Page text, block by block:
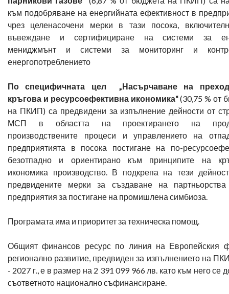
към подобряване на енергийната ефективност в
чрез целенасочени мерки в тази посока,
въвеждане и сертифициране на системи за
мениджмънт и системи за мониторинг и
енергопотреблението
По специфичната цел „Насърчаване на
кръгова и ресурсоефективна икономика“(30,75 % от
на ПКИП) са предвидени за изпълнение дейности от
МСП в областта на проектирането на
производствените процеси и управлението на
предприятията в посока постигане на по-
безотпадно и ориентирано към принципите на
икономика производство. В подкрепа на тези
предвидените мерки за създаване на
предприятия за постигане на промишлена симбиоза.
Програмата има и приоритет за техническа помощ.
Общият финансов ресурс по линия на Европейския
регионално развитие, предвиден за изпълнението на
- 2027 г., е в размер на 2 391 099 966 лв. като към него се
съответното национално съфинансиране.